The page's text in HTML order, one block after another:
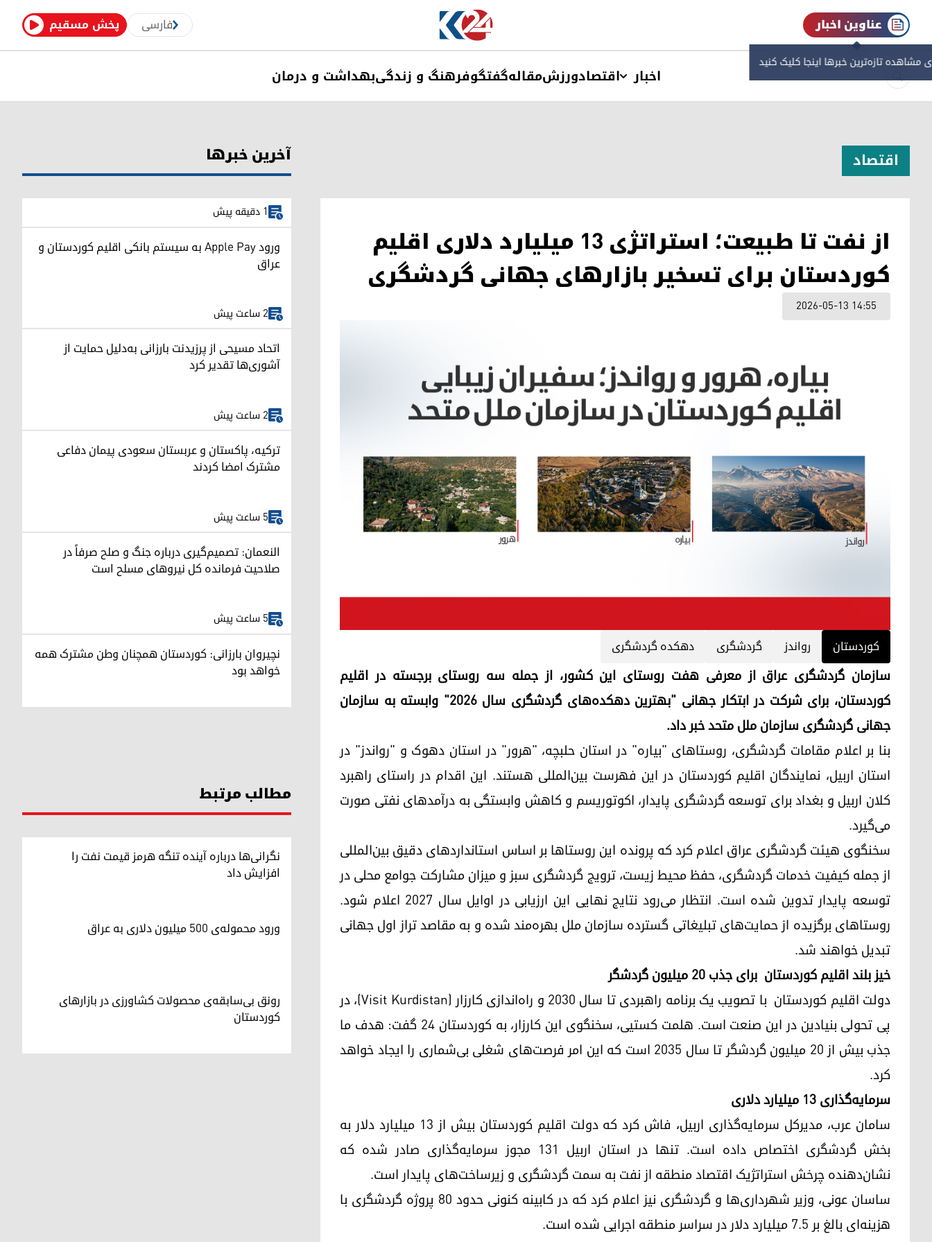
پخش مسقیم فارسی عناوین اخبار
مشاهده‌ تازه‌ترین خبرها اینجا کلیک کنید
اخبار اقتصادورزشمقالهگفتگوفرهنگ و زندگیبهداشت و درمان
اقتصاد
از نفت تا طبیعت؛ استراتژی ۱۳ میلیارد دلاری اقلیم
کوردستان برای تسخیر بازارهای جهانی گردشگری
2026-05-13 14:55
کوردستان رواندز گردشگری دهکدە گردشگری
سازمان گردشگری عراق از معرفی هفت روستای این کشور، از جمله سه روستای برجسته در اقلیم
کوردستان، برای شرکت در ابتکار جهانی "بهترین دهکده‌های گردشگری سال ۲۰۲۶" وابسته به سازمان
جهانی گردشگری سازمان ملل متحد خبر داد.
بنا بر اعلام مقامات گردشگری، روستاهای "بیاره" در استان حلبچه، "هرور" در استان دهوک و "رواندز" در
استان اربیل، نمایندگان اقلیم کوردستان در این فهرست بین‌المللی هستند. این اقدام در راستای راهبرد
کلان اربیل و بغداد برای توسعه گردشگری پایدار، اکوتوریسم و کاهش وابستگی به درآمدهای نفتی صورت
می‌گیرد.
سخنگوی هیئت گردشگری عراق اعلام کرد که پرونده این روستاها بر اساس استانداردهای دقیق بین‌المللی
از جمله کیفیت خدمات گردشگری، حفظ محیط زیست، ترویج گردشگری سبز و میزان مشارکت جوامع محلی در
توسعه پایدار تدوین شده است. انتظار می‌رود نتایج نهایی این ارزیابی در اوایل سال ۲۰۲۷ اعلام شود.
روستاهای برگزیده از حمایت‌های تبلیغاتی گسترده سازمان ملل بهره‌مند شده و به مقاصد تراز اول جهانی
تبدیل خواهند شد.
خیز بلند اقلیم کوردستان برای جذب ۲۰ میلیون گردشگر
دولت اقلیم کوردستان با تصویب یک برنامه راهبردی تا سال ۲۰۳۰ و راه‌اندازی کارزار (Visit Kurdistan)، در
پی تحولی بنیادین در این صنعت است. هلمت کستیی، سخنگوی این کارزار، به کوردستان ۲۴ گفت: هدف ما
جذب بیش از ۲۰ میلیون گردشگر تا سال ۲۰۳۵ است که این امر فرصت‌های شغلی بی‌شماری را ایجاد خواهد
کرد.
سرمایه‌گذاری ۱۳ میلیارد دلاری
سامان عرب، مدیرکل سرمایه‌گذاری اربیل، فاش کرد که دولت اقلیم کوردستان بیش از ۱۳ میلیارد دلار به
بخش گردشگری اختصاص داده است. تنها در استان اربیل ۱۳۱ مجوز سرمایه‌گذاری صادر شده که
نشان‌دهنده چرخش استراتژیک اقتصاد منطقه از نفت به سمت گردشگری و زیرساخت‌های پایدار است.
ساسان عونی، وزیر شهرداری‌ها و گردشگری نیز اعلام کرد که در کابینه کنونی حدود ۸۰ پروژه گردشگری با
هزینه‌ای بالغ بر ۷.۵ میلیارد دلار در سراسر منطقه اجرایی شده است.
آخرین خبرها
1 دقیقه پیش
ورود Apple Pay به سیستم بانکی اقلیم کوردستان و
عراق
2 ساعت پیش
اتحاد مسیحی از پرزیدنت بارزانی به‌دلیل حمایت از
آشوری‌ها تقدیر کرد
2 ساعت پیش
ترکیه، پاکستان و عربستان سعودی پیمان دفاعی
مشترک امضا کردند
5 ساعت پیش
النعمان: تصمیم‌گیری درباره جنگ و صلح صرفاً در
صلاحیت فرمانده کل نیروهای مسلح است
5 ساعت پیش
نچیروان بارزانی: کوردستان همچنان وطن مشترک همه
خواهد بود
مطالب مرتبط
نگرانی‌ها درباره آینده تنگه هرمز قیمت نفت را
افزایش داد
ورود محموله‌ی ۵۰۰ میلیون دلاری به عراق
رونق بی‌سابقه‌ی محصولات کشاورزی در بازارهای
کوردستان